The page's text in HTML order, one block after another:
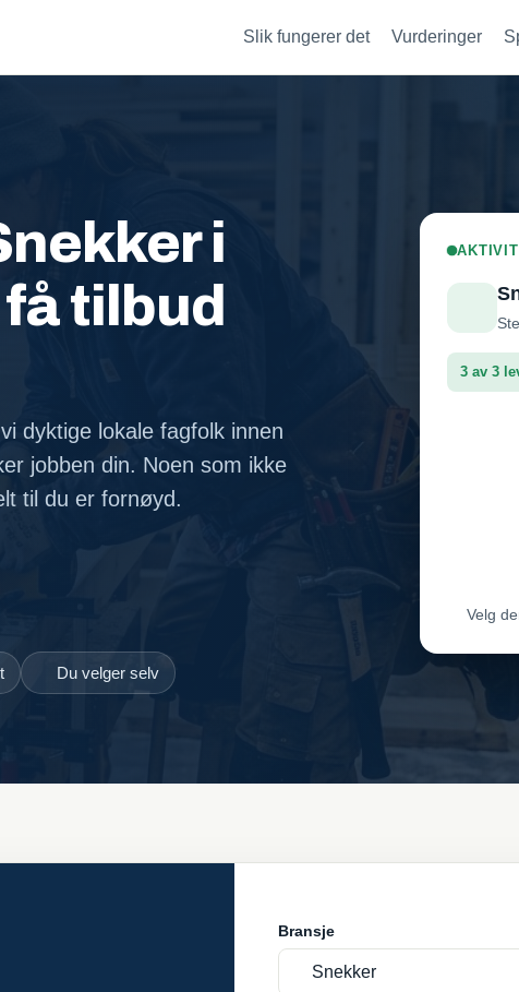
Slik fungerer det Vurderinger
i
tilbud
dyktige lokale fagfolk innen
jobben din. Noen som ikke
til du er fornøyd.
Du velger selv
3 av 3
Velg
Bransje